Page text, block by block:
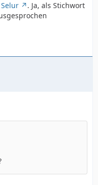
. Ja, als Stichwort